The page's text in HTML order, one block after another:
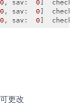
0 , sav : 0 ]  check
0 , sav : 0 ]  check
0 , sav : 0 ]  check
更改